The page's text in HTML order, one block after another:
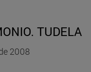
TUDELA
2008